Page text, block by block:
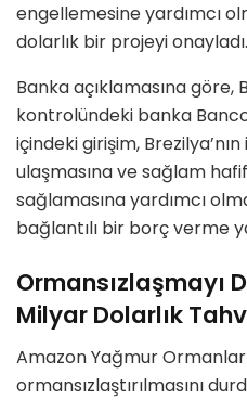
engellemesine yardımcı
dolarlık bir projeyi onayladı.
Banka açıklamasına göre,
kontrolündeki banka
içindeki girişim,
ulaşmasına ve sağlam
sağlamasına yardımcı
bağlantılı bir borç verme
Ormansızlaşmayı
Milyar Dolarlık
Amazon Yağmur
ormansızlaştırılmasını